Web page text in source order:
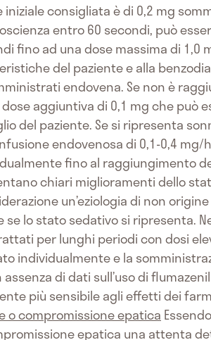
iniziale consigliata è di 0,2 mg
entro 60 secondi, può
fino ad una dose massima di 1,0
del paziente e alla
endovena. Se non è
aggiuntiva di 0,1 mg che può
del paziente. Se si ripresenta
endovenosa di 0,1-0,4
fino al raggiungimento
chiari miglioramenti dello
un’eziologia di non
lo stato sedativo si ripresenta.
per lunghi periodi con dosi
individualmente e la
assenza di dati sull’uso di
più sensibile agli effetti dei
o compromissione epatica
epatica una attenta